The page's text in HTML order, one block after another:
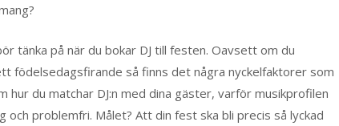
tänka på när du bokar DJ till festen. Oavsett om du
födelsedagsfirande så finns det några nyckelfaktorer som
hur du matchar DJ:n med dina gäster, varför musikprofilen
och problemfri. Målet? Att din fest ska bli precis så lyckad